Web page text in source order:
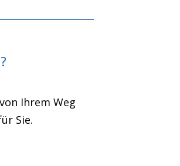
Ihrem Weg
Sie.